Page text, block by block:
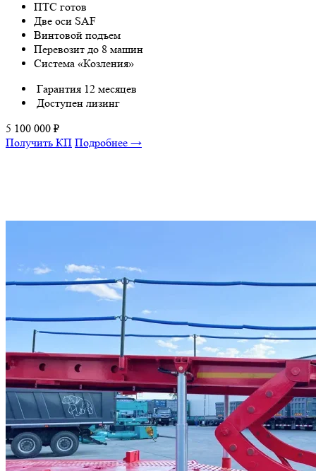
ПТС готов
Две оси SAF
Винтовой подъем
Перевозит до 8 машин
Система «Козления»
Гарантия 12 месяцев
Доступен лизинг
5 100 000 ₽
Получить КП Подробнее →